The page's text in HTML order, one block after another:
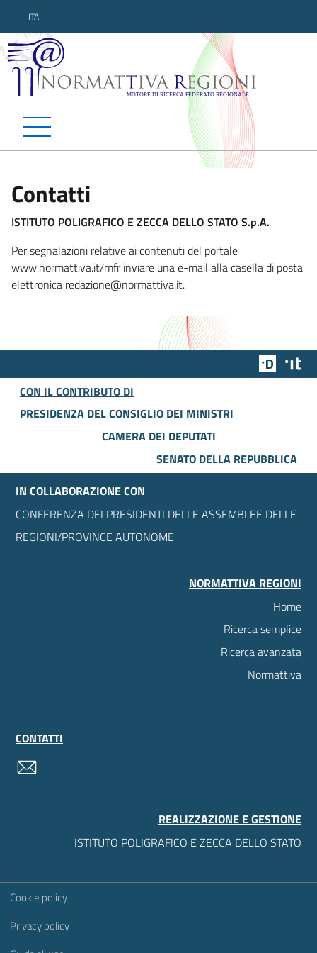
ITA
Normattiva Regioni -
Contatti
ISTITUTO POLIGRAFICO E ZECCA DELLO STATO S.p.A.
Per segnalazioni relative ai contenuti del portale
www.normattiva.it/mfr inviare una e-mail alla casella di posta
elettronica redazione@normattiva.it.
Team
CON IL CONTRIBUTO DI
PRESIDENZA DEL CONSIGLIO DEI MINISTRI
CAMERA DEI DEPUTATI
SENATO DELLA REPUBBLICA
IN COLLABORAZIONE CON
CONFERENZA DEI PRESIDENTI DELLE ASSEMBLEE DELLE
REGIONI/PROVINCE AUTONOME
NORMATTIVA REGIONI
Home
Ricerca semplice
Ricerca avanzata
Normattiva
CONTATTI
REALIZZAZIONE E GESTIONE
ISTITUTO POLIGRAFICO E ZECCA DELLO STATO
Sezione Link Utili
Cookie policy
Privacy policy